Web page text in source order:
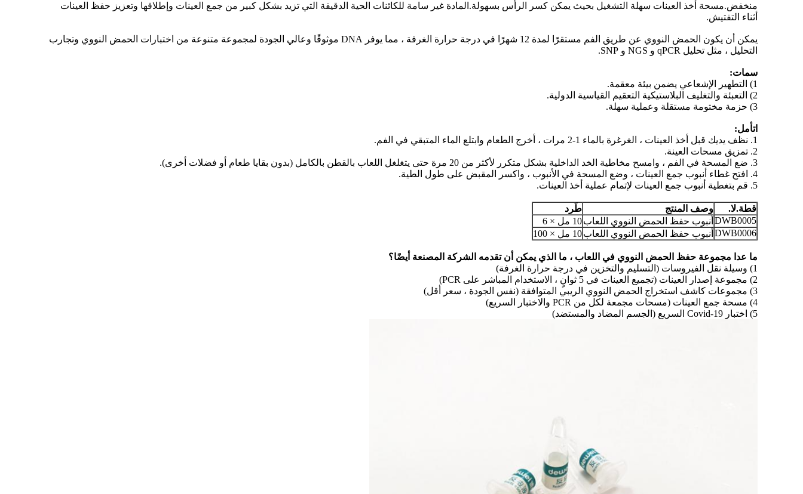
منخفض.مسحة أخذ العينات سهلة التشغيل بحيث يمكن كسر الرأس بسهولة.المادة غير سامة للكائنات الحية الدقيقة التي تزيد بشكل كبير من جمع العينات وإطلاقها وتعزيز حفظ العينات
أثناء التفتيش.
يمكن أن يكون الحمض النووي عن طريق الفم مستقرًا لمدة 12 شهرًا في درجة حرارة الغرفة ، مما يوفر DNA موثوقًا وعالي الجودة لمجموعة متنوعة من اختبارات الحمض النووي وتجارب
التحليل ، مثل تحليل qPCR و NGS و SNP.
سمات:
1) التطهير الإشعاعي يضمن بيئة معقمة.
2) التعبئة والتغليف البلاستيكية التعقيم القياسية الدولية.
3) حزمة مختومة مستقلة وعملية سهلة.
اتأمل:
1. نظف يديك قبل أخذ العينات ، الغرغرة بالماء 1-2 مرات ، أخرج الطعام وابتلع الماء المتبقي في الفم.
2. تمزيق مسحات العينة.
3. ضع المسحة في الفم ، وامسح مخاطية الخد الداخلية بشكل متكرر لأكثر من 20 مرة حتى يتغلغل اللعاب بالقطن بالكامل (بدون بقايا طعام أو فضلات أخرى).
4. افتح غطاء أنبوب جمع العينات ، وضع المسحة في الأنبوب ، واكسر المقبض على طول الطية.
5. قم بتغطية أنبوب جمع العينات لإتمام عملية أخذ العينات.
قطة.لا. وصف المنتج
طَرد
DWB0005 أنبوب حفظ الحمض النووي اللعاب10 مل × 6
DWB0006 أنبوب حفظ الحمض النووي اللعاب10 مل × 100
ما عدا مجموعة حفظ الحمض النووي في اللعاب ، ما الذي يمكن أن تقدمه الشركة المصنعة أيضًا؟
1) وسيلة نقل الفيروسات (التسليم والتخزين في درجة حرارة الغرفة)
2) مجموعة إصدار العينات (تجميع العينات في 5 ثوانٍ ، الاستخدام المباشر على PCR)
3) مجموعات كاشف استخراج الحمض النووي الريبي المتوافقة (نفس الجودة ، سعر أقل)
4) مسحة جمع العينات (مسحات مجمعة لكل من PCR والاختبار السريع)
5) اختبار Covid-19 السريع (الجسم المضاد والمستضد)